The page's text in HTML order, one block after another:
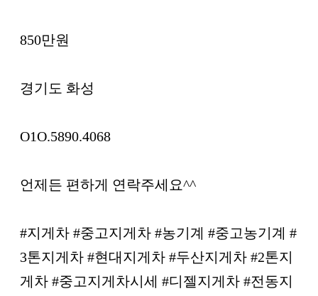
850만원
경기도 화성
O1O.5890.4068
언제든 편하게 연락주세요^^
#지게차 #중고지게차 #농기계 #중고농기계 #
3톤지게차 #현대지게차 #두산지게차 #2톤지
게차 #중고지게차시세 #디젤지게차 #전동지